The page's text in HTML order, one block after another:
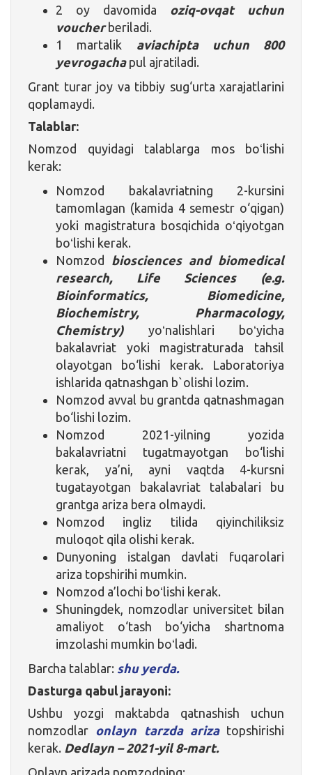
2 oy davomida oziq-ovqat uchun
voucherberiladi.
1 martalik aviachipta uchun
800
yevrogachapul ajratiladi.
Grant turar joy va tibbiy sug‘urta xarajatlarini
qoplamaydi.
Talablar:
Nomzod quyidagi talablarga mos boʻlishi
kerak:
Nomzod bakalavriatning 2-kursini
tamomlagan (kamida 4 semestr o‘qigan)
yoki magistratura bosqichida oʻqiyotgan
boʻlishi kerak.
Nomzod biosciences and biomedical
research, Life Sciences (e.g.
Bioinformatics, Biomedicine,
Biochemistry, Pharmacology,
Chemistry) yoʻnalishlari boʻyicha
bakalavriat yoki magistraturada tahsil
olayotgan bo‘lishi kerak. Laboratoriya
ishlarida qatnashgan b`olishi lozim.
Nomzod avval bu grantda qatnashmagan
bo‘lishi lozim.
Nomzod 2021-yilning yozida
bakalavriatni tugatmayotgan bo‘lishi
kerak, ya’ni, ayni vaqtda 4-kursni
tugatayotgan bakalavriat talabalari bu
grantga ariza bera olmaydi.
Nomzod ingliz tilida qiyinchiliksiz
muloqot qila olishi kerak.
Dunyoning istalgan davlati fuqarolari
ariza topshirihi mumkin.
Nomzod a’lochi boʻlishi kerak.
Shuningdek, nomzodlar universitet bilan
amaliyot o‘tash bo‘yicha shartnoma
imzolashi mumkin boʻladi.
Barcha talablar: shu yerda.
Dasturga qabul jarayoni:
Ushbu yozgi maktabda qatnashish uchun
nomzodlar onlayn tarzda ariza topshirishi
kerak. Dedlayn – 2021-yil 8-mart.
Onlayn arizada nomzodning: